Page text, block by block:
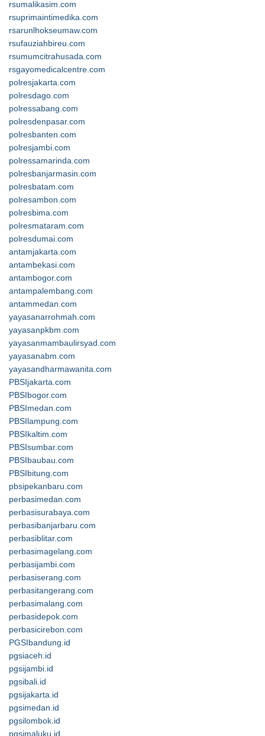
rsumalikasim.com
rsuprimaintimedika.com
rsarunlhokseumaw.com
rsufauziahbireu.com
rsumumcitrahusada.com
rsgayomedicalcentre.com
polresjakarta.com
polresdago.com
polressabang.com
polresdenpasar.com
polresbanten.com
polresjambi.com
polressamarinda.com
polresbanjarmasin.com
polresbatam.com
polresambon.com
polresbima.com
polresmataram.com
polresdumai.com
antamjakarta.com
antambekasi.com
antambogor.com
antampalembang.com
antammedan.com
yayasanarrohmah.com
yayasanpkbm.com
yayasanmambaulirsyad.com
yayasanabm.com
yayasandharmawanita.com
PBSIjakarta.com
PBSIbogor.com
PBSImedan.com
PBSIlampung.com
PBSIkaltim.com
PBSIsumbar.com
PBSIbaubau.com
PBSIbitung.com
pbsipekanbaru.com
perbasimedan.com
perbasisurabaya.com
perbasibanjarbaru.com
perbasiblitar.com
perbasimagelang.com
perbasijambi.com
perbasiserang.com
perbasitangerang.com
perbasimalang.com
perbasidepok.com
perbasicirebon.com
PGSIbandung.id
pgsiaceh.id
pgsijambi.id
pgsibali.id
pgsijakarta.id
pgsimedan.id
pgsilombok.id
pgsimaluku.id